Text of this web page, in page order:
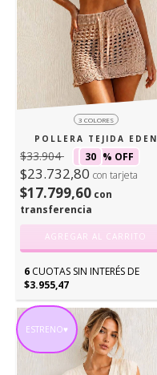
3 COLORES
POLLERA TEJIDA EDEN
$33.904 30 % OFF
$23.732,80 con tarjeta
$17.799,60 con
transferencia
AGREGAR AL CARRITO
6 CUOTAS SIN INTERÉS DE
$3.955,47
ESTRENO♥